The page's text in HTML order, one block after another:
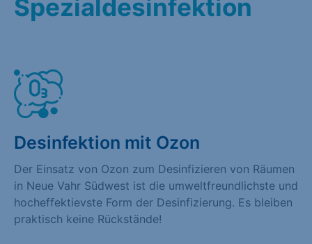
Spezialdesinfektion
Desinfektion mit Ozon
Der Einsatz von Ozon zum Desinfizieren von Räumen
in Neue Vahr Südwest ist die umweltfreundlichste und
hocheffektievste Form der Desinfizierung. Es bleiben
praktisch keine Rückstände!